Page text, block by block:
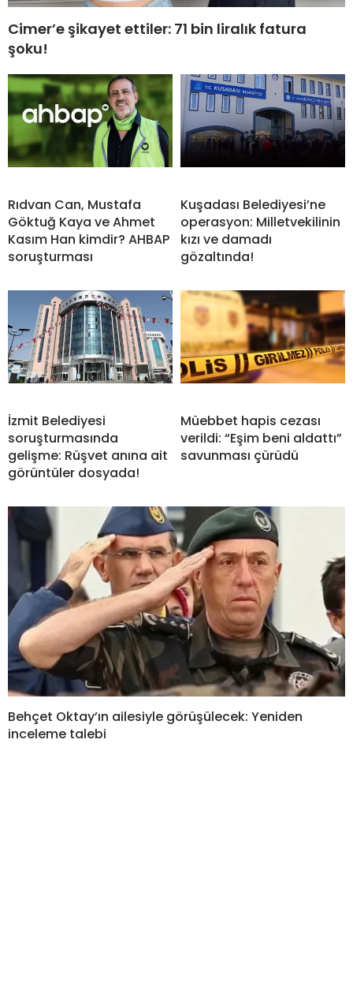
Cimer’e şikayet ettiler: 71 bin liralık fatura
şoku!
Rıdvan Can, Mustafa
Göktuğ Kaya ve Ahmet
Kasım Han kimdir? AHBAP
soruşturması
Kuşadası Belediyesi’ne
operasyon: Milletvekilinin
kızı ve damadı
gözaltında!
İzmit Belediyesi
soruşturmasında
gelişme: Rüşvet anına ait
görüntüler dosyada!
Müebbet hapis cezası
verildi: “Eşim beni aldattı”
savunması çürüdü
Behçet Oktay’ın ailesiyle görüşülecek: Yeniden
inceleme talebi